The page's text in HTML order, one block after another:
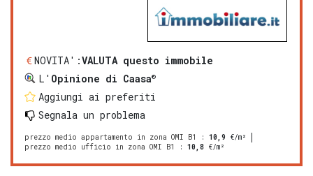
NOVITA':VALUTA questo immobile
L' Opinione di Caasa®
Aggiungi ai preferiti
Segnala un problema
prezzo medio appartamento in zona OMI B1 : 10,9 €/m²
prezzo medio ufficio in zona OMI B1
: 10,8 €/m²